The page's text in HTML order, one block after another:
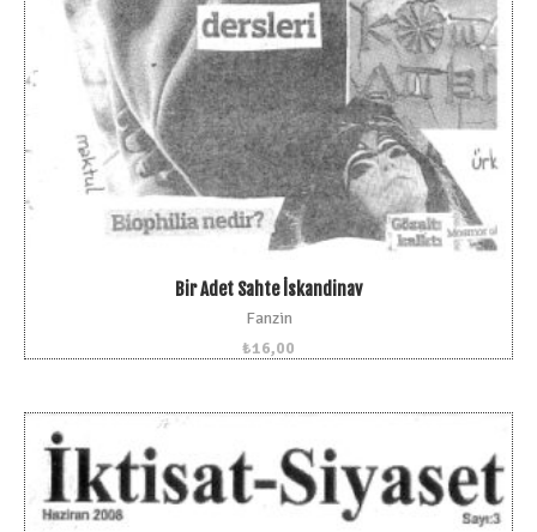
Bir Adet Sahte İskandinav
Fanzin
₺16,00